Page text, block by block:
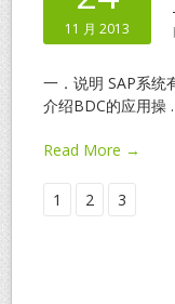
11 月 2013
一．说明 SAP系统
介绍BDC的应用操
Read More →
1 2 3